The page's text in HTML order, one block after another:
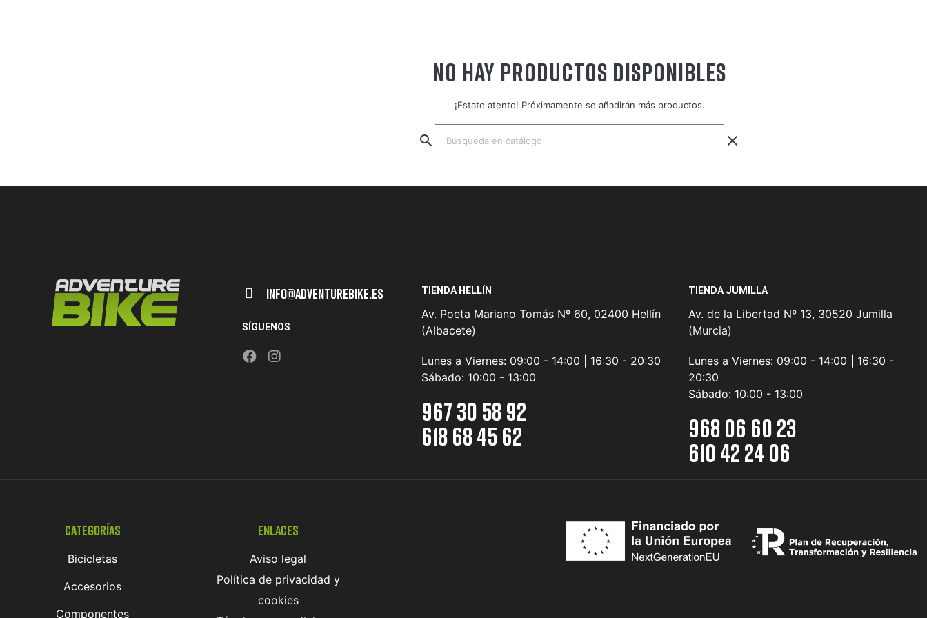
NO HAY PRODUCTOS DISPONIBLES
¡Estate atento! Próximamente se añadirán más productos.
search clear
Info@adventurebike.es
SÍGUENOS
TIENDA HELLÍN
Av. Poeta Mariano Tomás Nº 60, 02400 Hellín
(Albacete)
Lunes a Viernes: 09:00 - 14:00 | 16:30 - 20:30
Sábado: 10:00 - 13:00
967 30 58 92
618 68 45 62
TIENDA JUMILLA
Av. de la Libertad Nº 13, 30520 Jumilla
(Murcia)
Lunes a Viernes: 09:00 - 14:00 | 16:30 -
20:30
Sábado: 10:00 - 13:00
968 06 60 23
610 42 24 06
Categorías
Bicicletas
Accesorios
Componentes
Enlaces
Aviso legal
Política de privacidad y
cookies